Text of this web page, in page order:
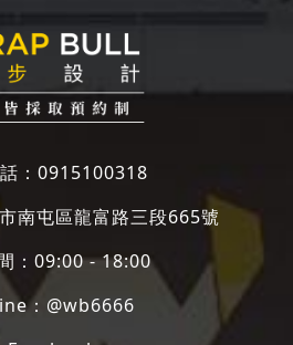
： 0915100318
南屯區龍富路三段665號
：09:00 - 18:00
： @wb6666